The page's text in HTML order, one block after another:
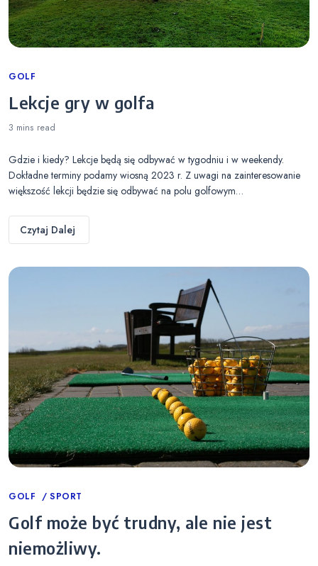
Categories
GOLF
Lekcje gry w golfa
3 mins read
Gdzie i kiedy? Lekcje będą się odbywać w tygodniu i w weekendy.
Dokładne terminy podamy wiosną 2023 r. Z uwagi na zainteresowanie
większość lekcji będzie się odbywać na polu golfowym…
Czytaj Dalej
Categories
GOLF SPORT
Golf może być trudny, ale nie jest
niemożliwy.